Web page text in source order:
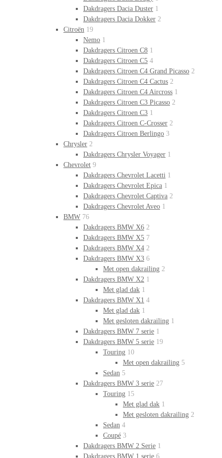
Dakdragers Dacia Duster 1
Dakdragers Dacia Dokker 2
Citroën 19
Nemo 1
Dakdragers Citroen C8 1
Dakdragers Citroen C5 4
Dakdragers Citroen C4 Grand Picasso 2
Dakdragers Citroen C4 Cactus 2
Dakdragers Citroen C4 Aircross 1
Dakdragers Citroen C3 Picasso 2
Dakdragers Citroen C3 1
Dakdragers Citroen C-Crosser 2
Dakdragers Citroen Berlingo 3
Chrysler 2
Dakdragers Chrysler Voyager 1
Chevrolet 9
Dakdragers Chevrolet Lacetti 1
Dakdragers Chevrolet Epica 1
Dakdragers Chevrolet Captiva 2
Dakdragers Chevrolet Aveo 1
BMW 76
Dakdragers BMW X6 2
Dakdragers BMW X5 7
Dakdragers BMW X4 2
Dakdragers BMW X3 6
Met open dakrailing 2
Dakdragers BMW X2 1
Met glad dak 1
Dakdragers BMW X1 4
Met glad dak 1
Met gesloten dakrailing 1
Dakdragers BMW 7 serie 1
Dakdragers BMW 5 serie 19
Touring 10
Met open dakrailing 5
Sedan 5
Dakdragers BMW 3 serie 27
Touring 15
Met glad dak 1
Met gesloten dakrailing 2
Sedan 4
Coupé 3
Dakdragers BMW 2 Serie 1
Dakdragers BMW 1 serie 6